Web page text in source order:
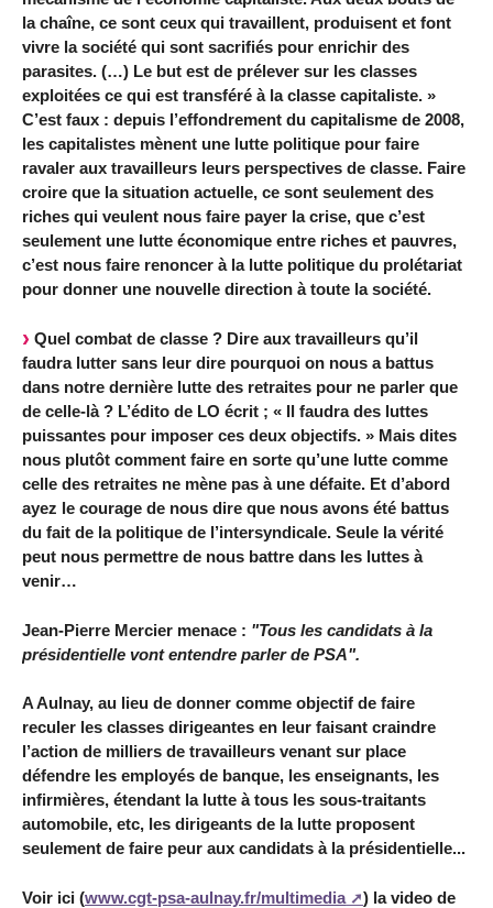
la chaîne, ce sont ceux qui travaillent, produisent et font
vivre la société qui sont sacrifiés pour enrichir des
parasites. (…) Le but est de prélever sur les classes
exploitées ce qui est transféré à la classe capitaliste. »
C’est faux : depuis l’effondrement du capitalisme de 2008,
les capitalistes mènent une lutte politique pour faire
ravaler aux travailleurs leurs perspectives de classe. Faire
croire que la situation actuelle, ce sont seulement des
riches qui veulent nous faire payer la crise, que c’est
seulement une lutte économique entre riches et pauvres,
c’est nous faire renoncer à la lutte politique du prolétariat
pour donner une nouvelle direction à toute la société.
Quel combat de classe ? Dire aux travailleurs qu’il
faudra lutter sans leur dire pourquoi on nous a battus
dans notre dernière lutte des retraites pour ne parler que
de celle-là ? L’édito de LO écrit ; « Il faudra des luttes
puissantes pour imposer ces deux objectifs. » Mais dites
nous plutôt comment faire en sorte qu’une lutte comme
celle des retraites ne mène pas à une défaite. Et d’abord
ayez le courage de nous dire que nous avons été battus
du fait de la politique de l’intersyndicale. Seule la vérité
peut nous permettre de nous battre dans les luttes à
venir…
Jean-Pierre Mercier menace : "Tous les candidats à la
présidentielle vont entendre parler de PSA".
A Aulnay, au lieu de donner comme objectif de faire
reculer les classes dirigeantes en leur faisant craindre
l’action de milliers de travailleurs venant sur place
défendre les employés de banque, les enseignants, les
infirmières, étendant la lutte à tous les sous-traitants
automobile, etc, les dirigeants de la lutte proposent
seulement de faire peur aux candidats à la présidentielle...
Voir ici (www.cgt-psa-aulnay.fr/multimedia
) la video de